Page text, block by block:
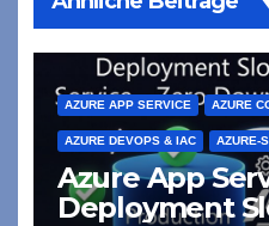
AZURE APP SERVICE AZURE
AZURE DEVOPS & IAC AZURE-
Azure App
Deployment